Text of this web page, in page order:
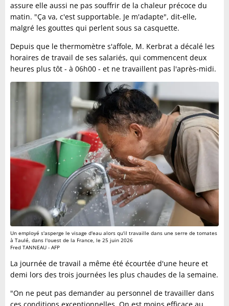
assure elle aussi ne pas souffrir de la chaleur précoce du
matin. "Ça va, c'est supportable. Je m'adapte", dit-elle,
malgré les gouttes qui perlent sous sa casquette.
Depuis que le thermomètre s'affole, M. Kerbrat a décalé les
horaires de travail de ses salariés, qui commencent deux
heures plus tôt - à 06h00 - et ne travaillent pas l'après-midi.
Un employé s'asperge le visage d'eau alors qu'il travaille dans une serre de tomates
à Taulé, dans l'ouest de la France, le 25 juin 2026
Fred TANNEAU - AFP
La journée de travail a même été écourtée d'une heure et
demi lors des trois journées les plus chaudes de la semaine.
"On ne peut pas demander au personnel de travailler dans